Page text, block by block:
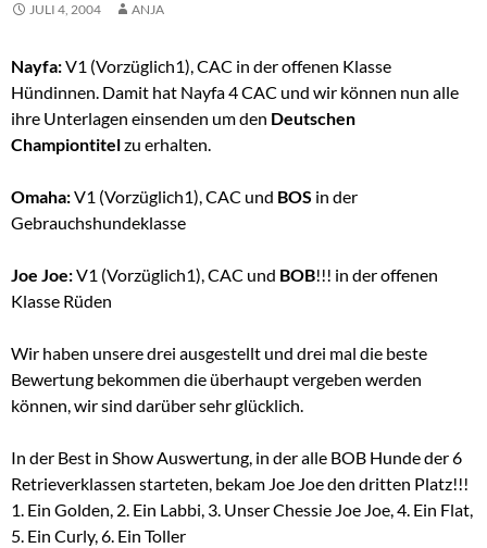
JULI 4, 2004 ANJA
Nayfa:V1 (Vorzüglich1), CAC in der offenen Klasse
Hündinnen. Damit hat Nayfa 4 CAC und wir können nun alle
ihre Unterlagen einsenden um den Deutschen
Championtitelzu erhalten.
Omaha:V1 (Vorzüglich1), CAC und BOS in der
Gebrauchshundeklasse
Joe Joe:V1 (Vorzüglich1), CAC und BOB!!! in der offenen
Klasse Rüden
Wir haben unsere drei ausgestellt und drei mal die beste
Bewertung bekommen die überhaupt vergeben werden
können, wir sind darüber sehr glücklich.
In der Best in Show Auswertung, in der alle BOB Hunde der 6
Retrieverklassen starteten, bekam Joe Joe den dritten Platz!!!
1. Ein Golden, 2. Ein Labbi, 3. Unser Chessie Joe Joe, 4. Ein Flat,
5. Ein Curly, 6. Ein Toller